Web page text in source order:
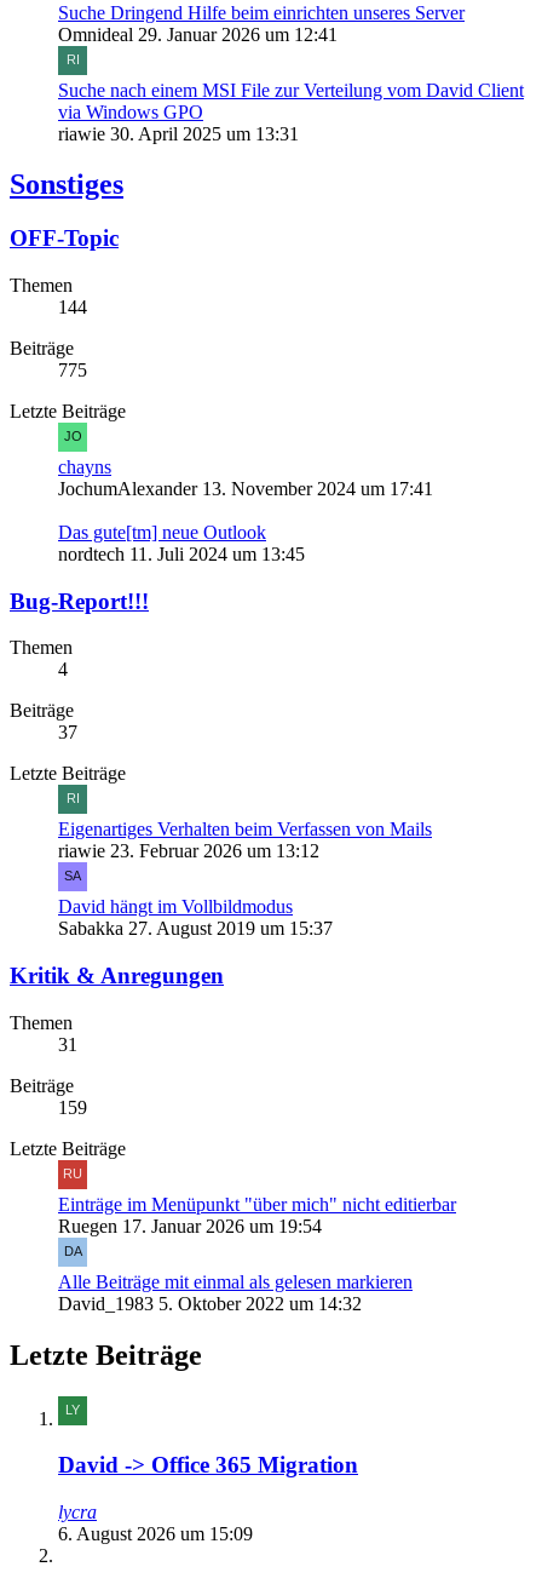
Suche Dringend Hilfe beim einrichten unseres Server
Omnideal 29. Januar 2026 um 12:41
Suche nach einem MSI File zur Verteilung vom David Client
via Windows GPO
riawie 30. April 2025 um 13:31
Sonstiges
OFF-Topic
Themen
144
Beiträge
775
Letzte Beiträge
chayns
JochumAlexander 13. November 2024 um 17:41
Das gute[tm] neue Outlook
nordtech 11. Juli 2024 um 13:45
Bug-Report!!!
Themen
4
Beiträge
37
Letzte Beiträge
Eigenartiges Verhalten beim Verfassen von Mails
riawie 23. Februar 2026 um 13:12
David hängt im Vollbildmodus
Sabakka 27. August 2019 um 15:37
Kritik & Anregungen
Themen
31
Beiträge
159
Letzte Beiträge
Einträge im Menüpunkt "über mich" nicht editierbar
Ruegen 17. Januar 2026 um 19:54
Alle Beiträge mit einmal als gelesen markieren
David_1983 5. Oktober 2022 um 14:32
Letzte Beiträge
David -> Office 365 Migration
lycra
6. August 2026 um 15:09